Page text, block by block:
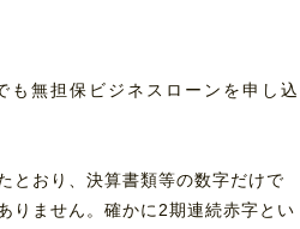
も無担保ビジネスローンを申し込
とおり、決算書類等の数字だけで
りません。確かに2期連続赤字とい